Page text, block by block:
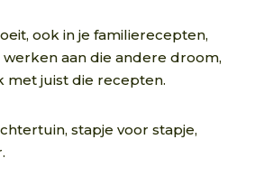
ook in je familierecepten,
aan die andere droom,
met juist die recepten.
stapje voor stapje,